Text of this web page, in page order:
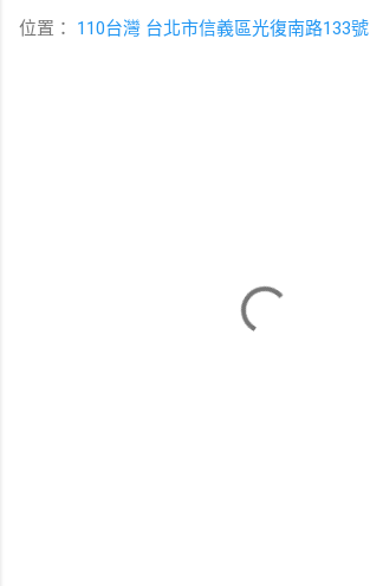
位置： 110台灣 台北市信義區光復南路133號